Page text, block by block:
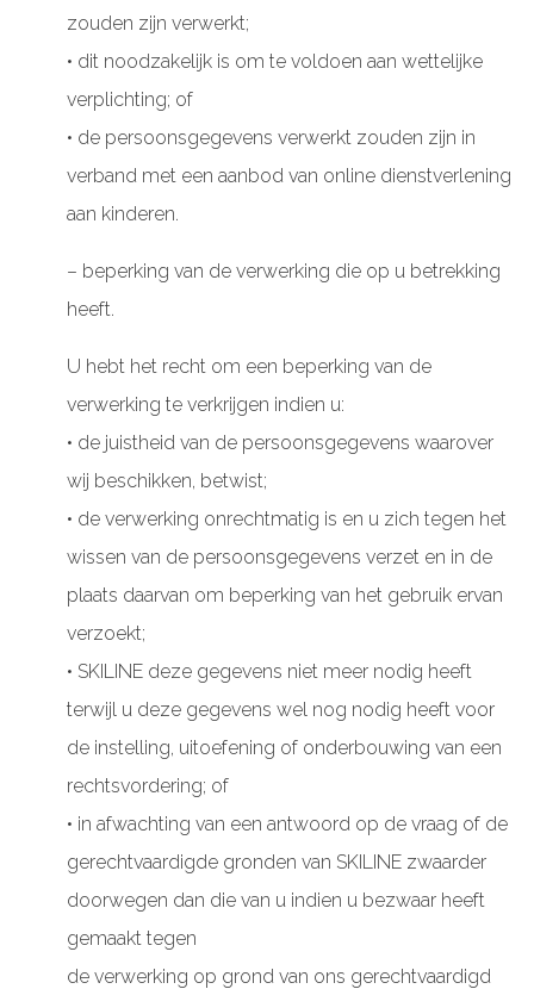
zouden zijn verwerkt;
• dit noodzakelijk is om te voldoen aan wettelijke
verplichting; of
• de persoonsgegevens verwerkt zouden zijn in
verband met een aanbod van online dienstverlening
aan kinderen.
– beperking van de verwerking die op u betrekking
heeft.
U hebt het recht om een beperking van de
verwerking te verkrijgen indien u:
• de juistheid van de persoonsgegevens waarover
wij beschikken, betwist;
• de verwerking onrechtmatig is en u zich tegen het
wissen van de persoonsgegevens verzet en in de
plaats daarvan om beperking van het gebruik ervan
verzoekt;
• SKILINE deze gegevens niet meer nodig heeft
terwijl u deze gegevens wel nog nodig heeft voor
de instelling, uitoefening of onderbouwing van een
rechtsvordering; of
• in afwachting van een antwoord op de vraag of de
gerechtvaardigde gronden van SKILINE zwaarder
doorwegen dan die van u indien u bezwaar heeft
gemaakt tegen
de verwerking op grond van ons gerechtvaardigd